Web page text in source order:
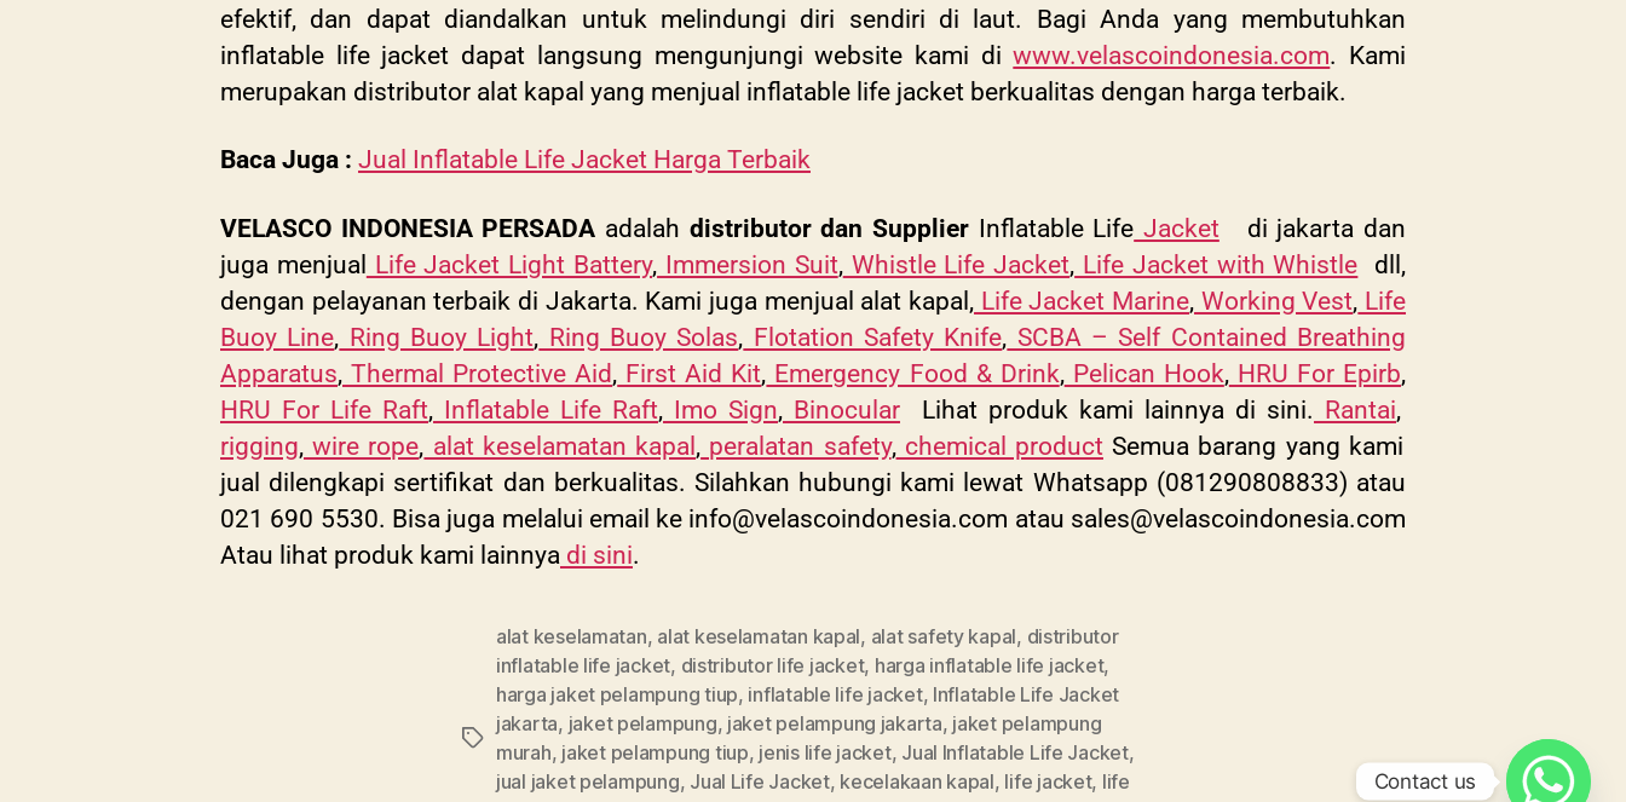
efektif, dan dapat diandalkan untuk melindungi diri sendiri di laut. Bagi Anda yang membutuhkan
inflatable life jacket dapat langsung mengunjungi website kami diwww.velascoindonesia.com. Kami
merupakan distributor alat kapal yang menjual inflatable life jacket berkualitas dengan harga terbaik.
Baca Juga : Jual Inflatable Life Jacket Harga Terbaik
VELASCO INDONESIA PERSADA adalah distributor dan Supplier Inflatable Life Jacket di jakarta dan
juga menjual Life Jacket Light Battery, Immersion Suit,Whistle Life Jacket, Life Jacket with Whistle dll,
dengan pelayanan terbaik di Jakarta. Kami juga menjual alat kapal, Life Jacket Marine, Working Vest, Life
Buoy Line, Ring Buoy Light, Ring Buoy Solas, Flotation Safety Knife, SCBA – Self Contained Breathing
Apparatus, Thermal Protective Aid, First Aid Kit, Emergency Food & Drink,Pelican Hook,HRU For Epirb,
HRU For Life Raft, Inflatable Life Raft, Imo Sign, Binocular Lihat produk kami lainnya di sini. Rantai,
rigging, wire rope, alat keselamatan kapal , peralatan safety,chemical product Semua barang yang kami
jual dilengkapi sertifikat dan berkualitas. Silahkan hubungi kami lewat Whatsapp (081290808833) atau
021 690 5530. Bisa juga melalui email ke info@velascoindonesia.com atau sales@velascoindonesia.com
Atau lihat produk kami lainnya di sini.
alat keselamatan, alat keselamatan kapal, alat safety kapal, distributor
inflatable life jacket, distributor life jacket, harga inflatable life jacket,
harga jaket pelampung tiup, inflatable life jacket, Inflatable Life Jacket
jakarta, jaket pelampung, jaket pelampung jakarta, jaket pelampung
murah, jaket pelampung tiup, jenis life jacket, Jual Inflatable Life Jacket,
jual jaket pelampung, Jual Life Jacket, kecelakaan kapal, life jacket, life
Contact us